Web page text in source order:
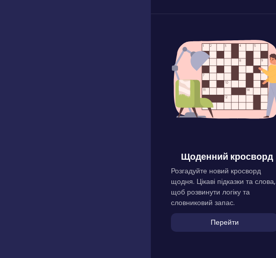
Щоденний кросворд
Розгадуйте новий кросворд
щодня. Цікаві підказки та слова,
щоб розвинути логіку та
словниковий запас.
Перейти